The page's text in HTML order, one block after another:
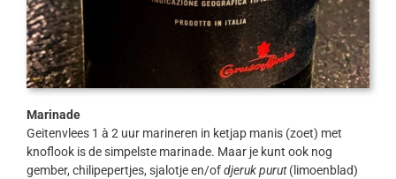
Marinade
Geitenvlees 1 à 2 uur marineren in ketjap manis (zoet) met
knoflook is de simpelste marinade. Maar je kunt ook nog
gember, chilipepertjes, sjalotje en/ofdjeruk purut(limoenblad)